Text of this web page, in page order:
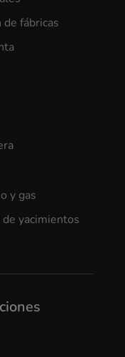
fábricas
y gas
yacimientos